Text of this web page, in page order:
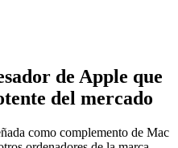
de Apple que
del mercado
como complemento de Mac